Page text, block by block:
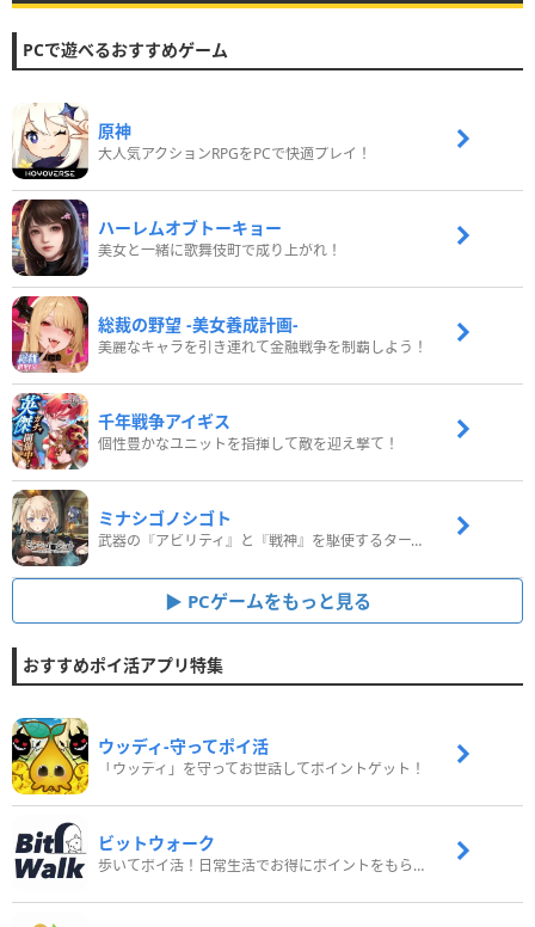
PCで遊べるおすすめゲーム
原神
大人気アクションRPGをPCで快適プレイ！
ハーレムオブトーキョー
美女と一緒に歌舞伎町で成り上がれ！
総裁の野望 -美女養成計画-
美麗なキャラを引き連れて金融戦争を制覇しよう！
千年戦争アイギス
個性豊かなユニットを指揮して敵を迎え撃て！
ミナシゴノシゴト
武器の『アビリティ』と『戦神』を駆使するターン制コマンドバトルRPG！
PCゲームをもっと見る
おすすめポイ活アプリ特集
ウッディ‐守ってポイ活
「ウッディ」を守ってお世話してポイントゲット！
ビットウォーク
歩いてポイ活！日常生活でお得にポイントをもらおう